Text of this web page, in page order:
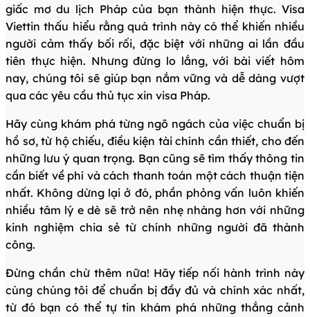
giấc mơ du lịch Pháp của bạn thành hiện thực. Visa
Viettin thấu hiểu rằng quá trình này có thể khiến nhiều
người cảm thấy bối rối, đặc biệt với những ai lần đầu
tiên thực hiện. Nhưng đừng lo lắng, với bài viết hôm
nay, chúng tôi sẽ giúp bạn nắm vững và dễ dàng vượt
qua các yêu cầu thủ tục xin visa Pháp.
Hãy cùng khám phá từng ngõ ngách của việc chuẩn bị
hồ sơ, từ hộ chiếu, điều kiện tài chính cần thiết, cho đến
những lưu ý quan trọng. Bạn cũng sẽ tìm thấy thông tin
cần biết về phí và cách thanh toán một cách thuận tiện
nhất. Không dừng lại ở đó, phần phỏng vấn luôn khiến
nhiều tâm lý e dè sẽ trở nên nhẹ nhàng hơn với những
kinh nghiệm chia sẻ từ chính những người đã thành
công.
Đừng chần chừ thêm nữa! Hãy tiếp nối hành trình này
cùng chúng tôi để chuẩn bị đầy đủ và chính xác nhất,
từ đó bạn có thể tự tin khám phá những thắng cảnh